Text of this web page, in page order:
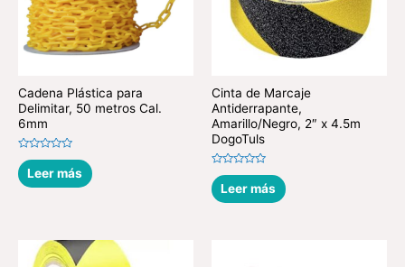
Cadena Plástica para
Delimitar, 50 metros Cal.
6mm
Valorado
en
0
de
Leer más
Cinta de Marcaje
Antiderrapante,
Amarillo/Negro, 2″ x 4.5m
DogoTuls
Valorado
en
0
de
Leer más